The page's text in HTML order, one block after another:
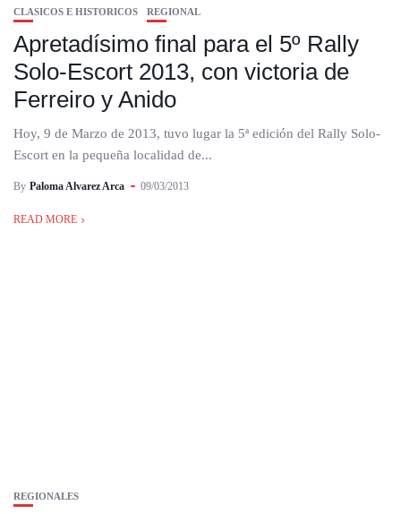
CLASICOS E HISTORICOS REGIONAL
Apretadísimo final para el 5º Rally
Solo-Escort 2013, con victoria de
Ferreiro y Anido
Hoy, 9 de Marzo de 2013, tuvo lugar la 5ª edición del Rally Solo-
Escort en la pequeña localidad de...
By Paloma Alvarez Arca 09/03/2013
READ MORE
REGIONALES